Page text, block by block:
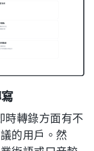
時轉錄方面有不
的用戶。然